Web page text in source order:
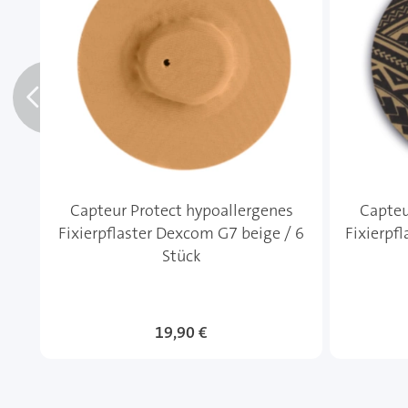
Capteur Protect hypoallergenes
Fixierpflaster Dexcom G7 beige / 6
Stück
19,90 €